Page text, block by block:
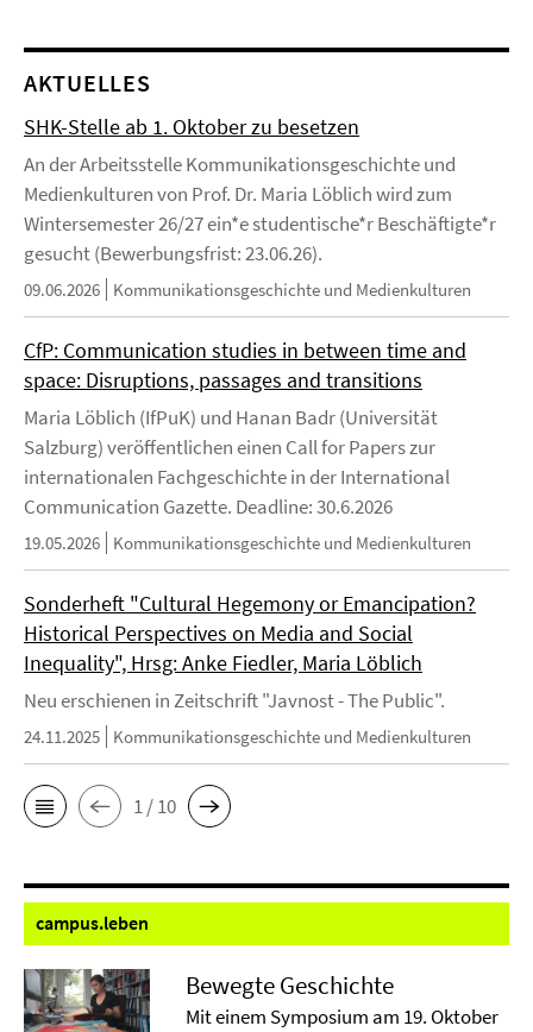
AKTUELLES
SHK-Stelle ab 1. Oktober zu besetzen
An der Arbeitsstelle Kommunikationsgeschichte und
Medienkulturen von Prof. Dr. Maria Löblich wird zum
Wintersemester 26/27 ein*e studentische*r Beschäftigte*r
gesucht (Bewerbungsfrist: 23.06.26).
09.06.2026 Kommunikationsgeschichte und Medienkulturen
CfP: Communication studies in between time and
space: Disruptions, passages and transitions
Maria Löblich (IfPuK) und Hanan Badr (Universität
Salzburg) veröffentlichen einen Call for Papers zur
internationalen Fachgeschichte in der International
Communication Gazette. Deadline: 30.6.2026
19.05.2026 Kommunikationsgeschichte und Medienkulturen
Sonderheft "Cultural Hegemony or Emancipation?
Historical Perspectives on Media and Social
Inequality", Hrsg: Anke Fiedler, Maria Löblich
Neu erschienen in Zeitschrift "Javnost - The Public".
24.11.2025 Kommunikationsgeschichte und Medienkulturen
1 / 10
campus.leben
Bewegte Geschichte
Mit einem Symposium am 19. Oktober